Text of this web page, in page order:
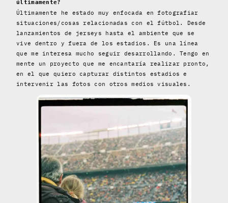
últimamente?
Últimamente he estado muy enfocada en fotografiar
situaciones/cosas relacionadas con el fútbol. Desde
lanzamientos de jerseys hasta el ambiente que se
vive dentro y fuera de los estadios. Es una línea
que me interesa mucho seguir desarrollando. Tengo en
mente un proyecto que me encantaría realizar pronto,
en el que quiero capturar distintos estadios e
intervenir las fotos con otros medios visuales.